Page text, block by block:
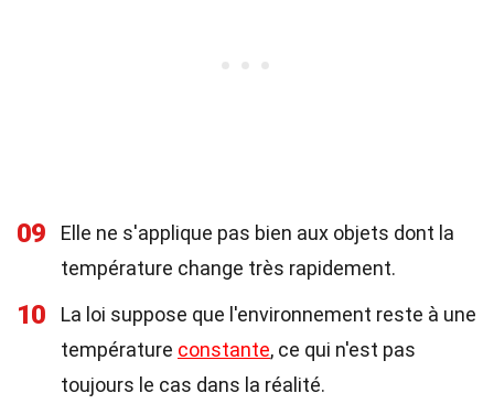
09
Elle ne s'applique pas bien aux objets dont la
température change très rapidement.
10
La loi suppose que l'environnement reste à une
température constante, ce qui n'est pas
toujours le cas dans la réalité.